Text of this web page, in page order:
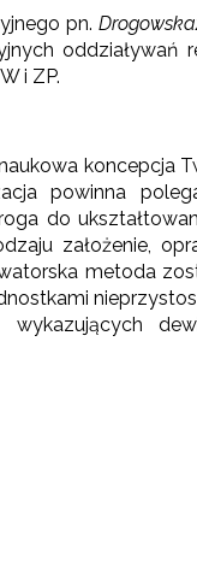
pn.
oddziaływań
i ZP.
koncepcja
powinna
do
założenie,
metoda